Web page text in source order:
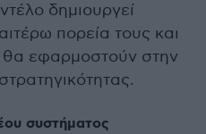
δημιουργεί
πορεία τους και
θα εφαρμοστούν στην
συστήματος